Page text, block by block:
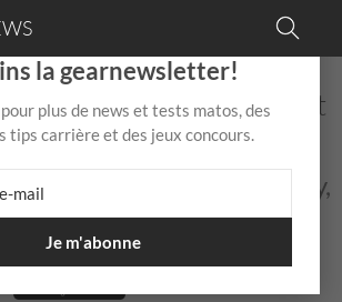
Moog des années 70 et
Bob
including the Prodigy,
and more!
×
la gearnewsletter!
plus de news et tests matos, des
tips carrière et des jeux concours.
Je m'abonne